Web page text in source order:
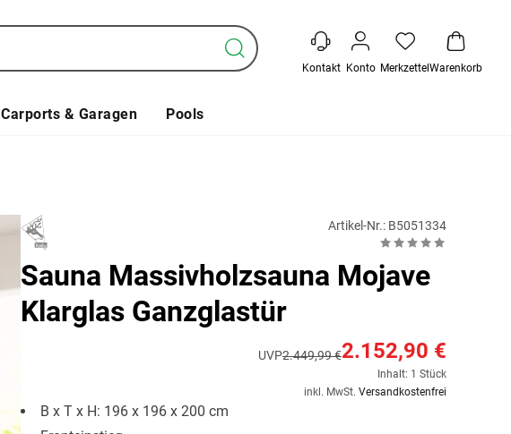
Kontakt Konto Merkzettel Warenkorb
Carports & Garagen Pools
Artikel-Nr.: B5051334
Sauna Massivholzsauna Mojave
Klarglas Ganzglastür
UVP2.449,99 €2.152,90 €
Inhalt: 1 Stück
inkl. MwSt. Versandkostenfrei
B x T x H: 196 x 196 x 200 cm